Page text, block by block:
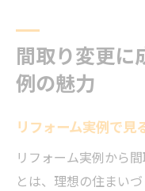
間取り変更に
例の魅力
リフォーム実例で見
リフォーム実例から
とは、理想の住まい